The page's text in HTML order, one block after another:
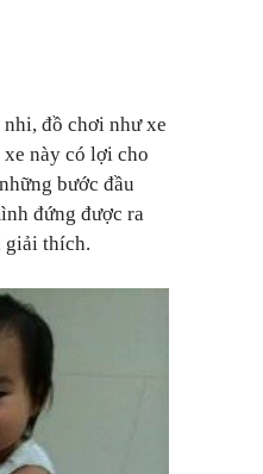
đồ chơi như xe
này có lợi cho
bước đầu
đứng được ra
giải thích.